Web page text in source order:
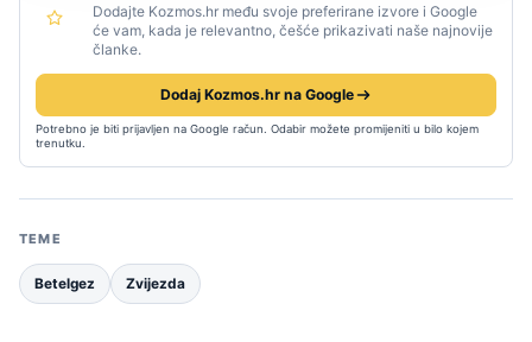
Dodajte Kozmos.hr među svoje preferirane izvore i Google
će vam, kada je relevantno, češće prikazivati naše najnovije
članke.
Dodaj Kozmos.hr na Google
Potrebno je biti prijavljen na Google račun. Odabir možete promijeniti u bilo kojem
trenutku.
TEME
Betelgez Zvijezda